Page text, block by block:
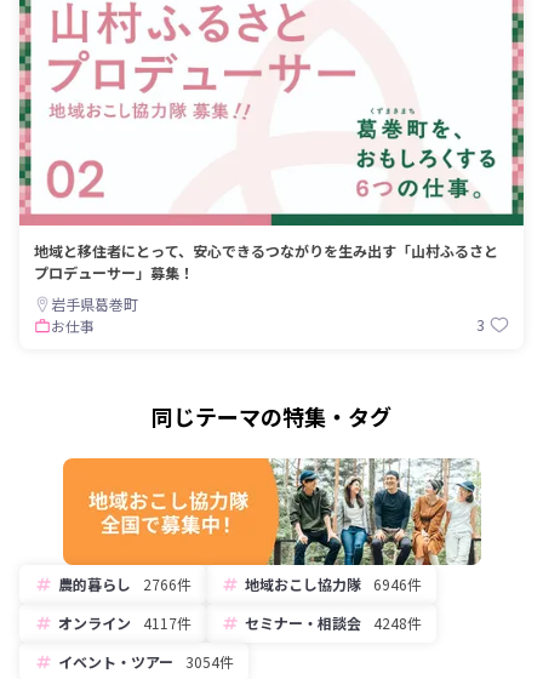
地域と移住者にとって、安心できるつながりを生み出す「山村ふるさと
プロデューサー」募集！
岩手県葛巻町
お仕事
3
同じテーマの特集・タグ
農的暮らし 2766件 地域おこし協力隊
6946件
オンライン
4117件 セミナー・相談会
4248件
イベント・ツアー
3054件